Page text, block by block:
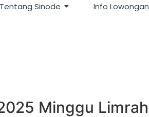
Tentang Sinode Info Lowongan
Minggu Limrah